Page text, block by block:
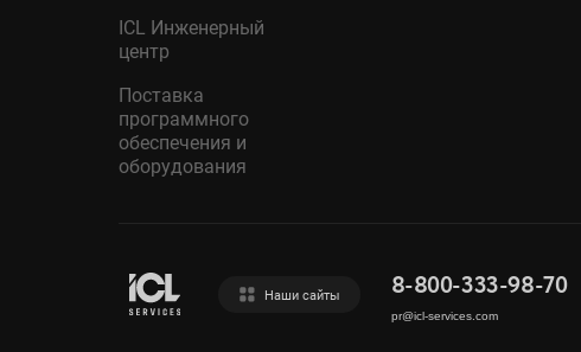
ICL Инженерный
центр
Поставка
программного
обеспечения и
оборудования
Наши сайты 8-800-333-98-70
pr@icl-services.com